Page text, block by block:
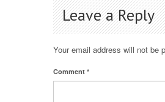
Leave a Reply
Your email address will not be
Comment *